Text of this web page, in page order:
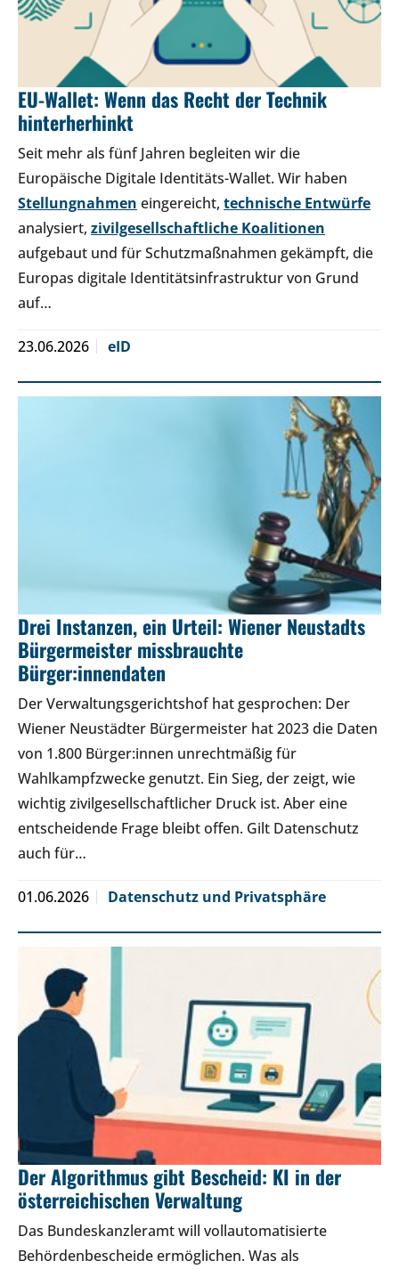
EU-Wallet: Wenn das Recht der Technik
hinterherhinkt
Seit mehr als fünf Jahren begleiten wir die
Europäische Digitale Identitäts-Wallet. Wir haben
Stellungnahmen eingereicht, technische Entwürfe
analysiert, zivilgesellschaftliche Koalitionen
aufgebaut und für Schutzmaßnahmen gekämpft, die
Europas digitale Identitätsinfrastruktur von Grund
auf…
23.06.2026 eID
Drei Instanzen, ein Urteil: Wiener Neustadts
Bürgermeister missbrauchte
Bürger:innendaten
Der Verwaltungsgerichtshof hat gesprochen: Der
Wiener Neustädter Bürgermeister hat 2023 die Daten
von 1.800 Bürger:innen unrechtmäßig für
Wahlkampfzwecke genutzt. Ein Sieg, der zeigt, wie
wichtig zivilgesellschaftlicher Druck ist. Aber eine
entscheidende Frage bleibt offen. Gilt Datenschutz
auch für…
01.06.2026 Datenschutz und Privatsphäre
Der Algorithmus gibt Bescheid: KI in der
österreichischen Verwaltung
Das Bundeskanzleramt will vollautomatisierte
Behördenbescheide ermöglichen. Was als